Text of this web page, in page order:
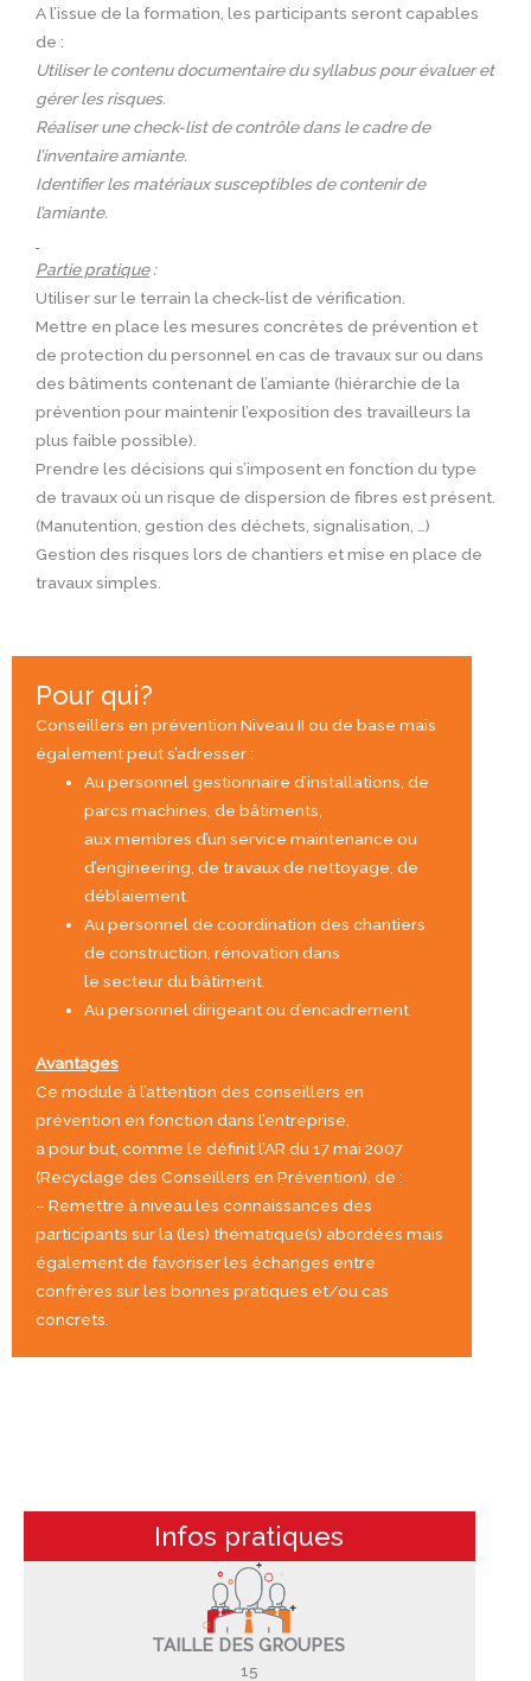
A l’issue de la formation, les participants seront capables
de :
Utiliser le contenu documentaire du syllabus pour évaluer et
gérer les risques.
Réaliser une check-list de contrôle dans le cadre de
l’inventaire amiante.
Identifier les matériaux susceptibles de contenir de
l’amiante.
Partie pratique:
Utiliser sur le terrain la check-list de vérification.
Mettre en place les mesures concrètes de prévention et
de protection du personnel en cas de travaux sur ou dans
des bâtiments contenant de l’amiante (hiérarchie de la
prévention pour maintenir l’exposition des travailleurs la
plus faible possible).
Prendre les décisions qui s’imposent en fonction du type
de travaux où un risque de dispersion de fibres est présent.
(Manutention, gestion des déchets, signalisation, …)
Gestion des risques lors de chantiers et mise en place de
travaux simples.
Pour qui?
Conseillers en prévention Niveau II ou de base mais
également peut s’adresser :
Au personnel gestionnaire d’installations, de
parcs machines, de bâtiments,
aux membres d’un service maintenance ou
d’engineering, de travaux de nettoyage, de
déblaiement.
Au personnel de coordination des chantiers
de construction, rénovation dans
le secteur du bâtiment.
Au personnel dirigeant ou d’encadrement.
Avantages
Ce module à l’attention des conseillers en
prévention en fonction dans l’entreprise,
a pour but, comme le définit l’AR du 17 mai 2007
(Recyclage des Conseillers en Prévention), de :
– Remettre à niveau les connaissances des
participants sur la (les) thématique(s) abordées mais
également de favoriser les échanges entre
confrères sur les bonnes pratiques et/ou cas
concrets.
Infos pratiques
TAILLE DES GROUPES
15